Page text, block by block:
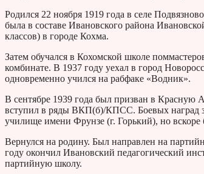
Родился 22 ноября 1919 года в селе
была в составе Ивановского района
классов) в городе Кохма.
Затем обучался в Кохомской школе
комбинате. В 1937 году уехал в город
одновременно учился на рабфаке «Водник».
В сентябре 1939 года был призван в
вступил в ряды ВКП(б)/КПСС. Боевых наград
училище имени Фрунзе (г. Горький), но вскоре
Вернулся на родину. Был направлен на
году окончил Ивановский педагогический
партийную школу.